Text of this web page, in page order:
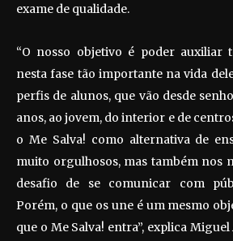
exame de qualidade.
“O nosso objetivo é poder auxiliar
nesta fase tão importante na vida
perfis de alunos, que vão desde
anos, ao jovem, do interior e de
o Me Salva! como alternativa de
muito orgulhosos, mas também nos
desafio de se comunicar com
Porém, o que os une é um mesmo
que o Me Salva! entra”, explica